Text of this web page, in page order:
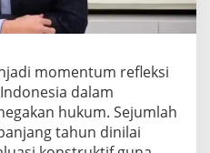
momentum refleksi
dalam
hukum. Sejumlah
tahun dinilai